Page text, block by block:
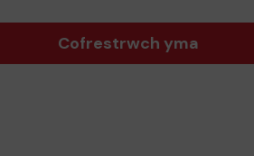
Cofrestrwch yma